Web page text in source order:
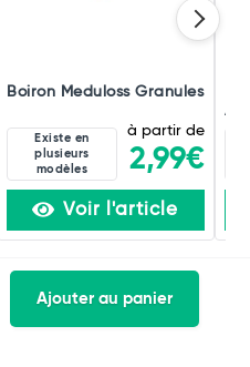
Boiron Meduloss Granules
Existe en
plusieurs
modèles
à partir de
2,99€
Voir l'article
Ajouter au panier